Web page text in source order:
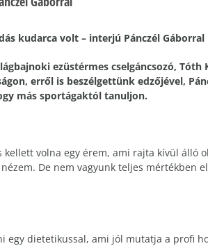
kudarca volt – interjú Pánczél Gáborral
ezüstérmes cselgáncsozó,
erről is beszélgettünk edzőjével,
más sportágaktól tanuljon.
kellett volna egy érem, ami rajta kívül
De nem vagyunk teljes
egy dietetikussal, ami jól mutatja a profi